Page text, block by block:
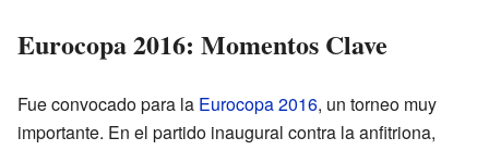
Eurocopa 2016: Momentos Clave
Fue convocado para la Eurocopa 2016, un torneo muy
importante. En el partido inaugural contra la anfitriona,